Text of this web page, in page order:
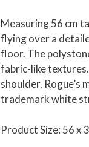
Measuring 56 cm
flying over a
floor. The
fabric-like
shoulder.
trademark white
Product Size: 56 x